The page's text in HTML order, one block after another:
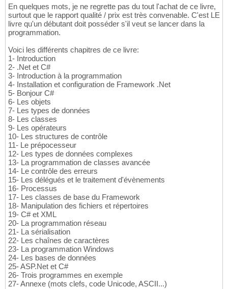
En quelques mots, je ne regrette pas du tout l'achat de ce livre,
surtout que le rapport qualité / prix est très convenable. C'est LE
livre qu'un débutant doit posséder s'il veut se lancer dans la
programmation.
Voici les différents chapitres de ce livre:
1- Introduction
2- .Net et C#
3- Introduction à la programmation
4- Installation et configuration de Framework .Net
5- Bonjour C#
6- Les objets
7- Les types de données
8- Les classes
9- Les opérateurs
10- Les structures de contrôle
11- Le prépocesseur
12- Les types de données complexes
13- La programmation de classes avancée
14- Le contrôle des erreurs
15- Les délégués et le traitement d'évènements
16- Processus
17- Les classes de base du Framework
18- Manipulation des fichiers et répertoires
19- C# et XML
20- La programmation réseau
21- La sérialisation
22- Les chaînes de caractères
23- La programmation Windows
24- Les bases de données
25- ASP.Net et C#
26- Trois programmes en exemple
27- Annexe (mots clefs, code Unicode, ASCII...)